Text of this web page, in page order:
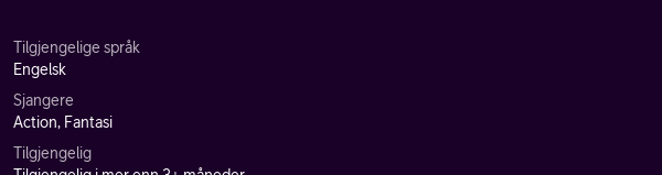
Tilgjengelige språk
Engelsk
Sjangere
Action, Fantasi
Tilgjengelig